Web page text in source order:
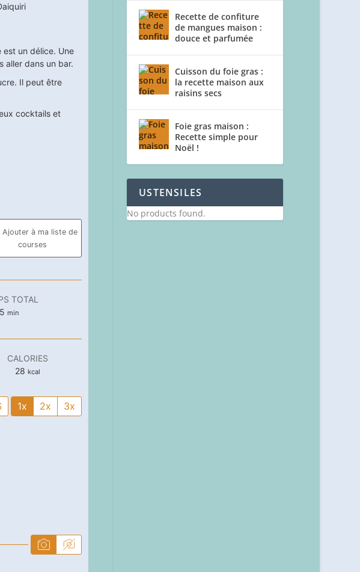
un délice. Une
aller dans un bar.
Il peut être
cocktails et
Ajouter à ma liste de
courses
TOTAL
5 minutes
min
CALORIES
28 kcal
1x 2x 3x
Recette de confiture
de mangues maison :
douce et parfumée
Cuisson du foie gras :
la recette maison aux
raisins secs
Foie gras maison :
Recette simple pour
Noël !
USTENSILES
No products found.